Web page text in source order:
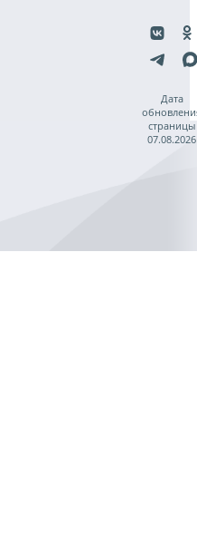
Дата
страницы
07.08.2026